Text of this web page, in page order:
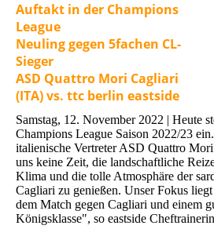
Auftakt in der Champions
League
Neuling gegen 5fachen CL-
Sieger
ASD Quattro Mori Cagliari
(ITA) vs. ttc berlin eastside
Samstag, 12. November 2022 | Heute
Champions League Saison 2022/23
italienische Vertreter ASD Quattro
uns keine Zeit, die landschaftliche
Klima und die tolle Atmosphäre der
Cagliari zu genießen. Unser Fokus
dem Match gegen Cagliari und einem
Königsklasse", so eastside